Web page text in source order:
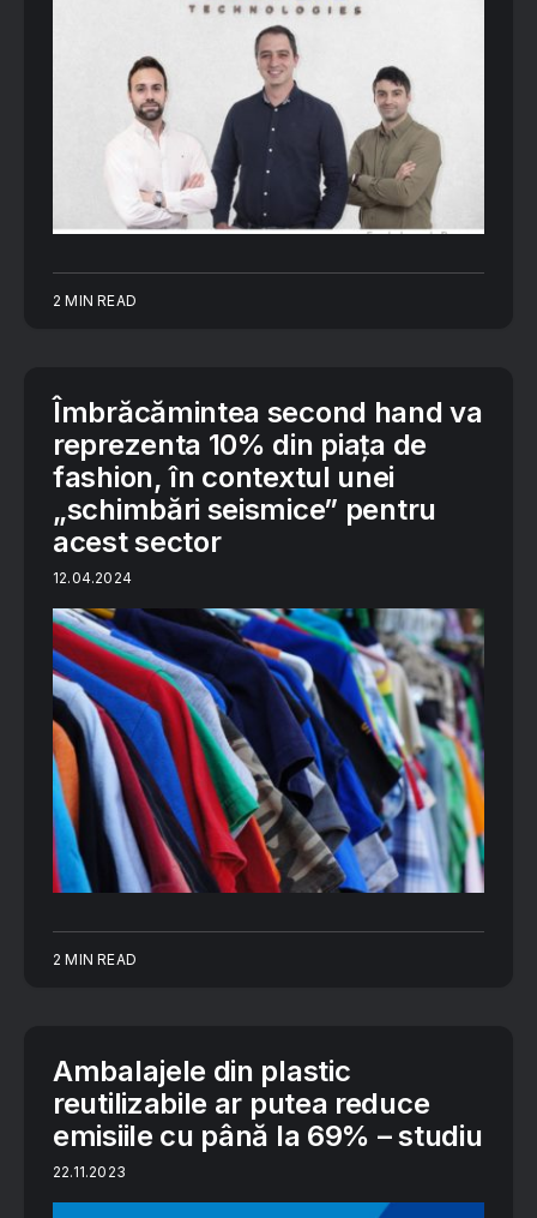
2 MIN READ
Îmbrăcămintea second hand va
reprezenta 10% din piața de
fashion, în contextul unei
„schimbări seismice” pentru
acest sector
12.04.2024
2 MIN READ
Ambalajele din plastic
reutilizabile ar putea reduce
emisiile cu până la 69% – studiu
22.11.2023